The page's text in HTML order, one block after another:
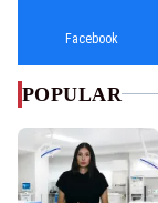
Facebook
POPULAR